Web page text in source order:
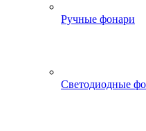
Ручные фонари
Светодиодные